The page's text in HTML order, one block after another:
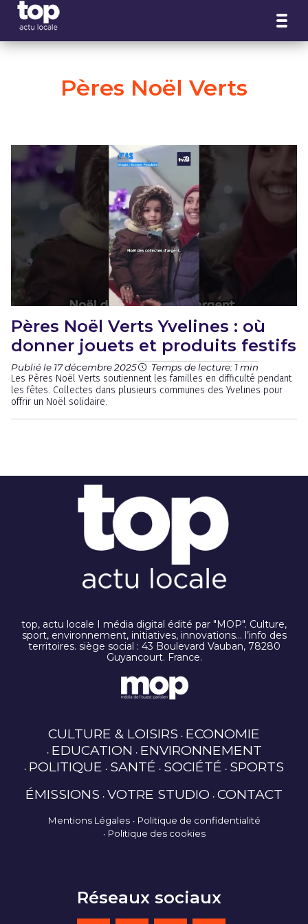
Pères Noël Verts
Pères Noël Verts Yvelines : où
donner jouets et produits festifs
Publié le 17 décembre 2025 Temps de lecture: 1 min
Les Pères Noël Verts soutiennent les familles en difficulté pendant
les fêtes. Collectes dans plusieurs communes des Yvelines pour
offrir un Noël solidaire.
top, actu locale I média digital édité par "MOP". Culture,
sport, environnement, initiatives, innovations… l’info des
territoires. siège social : 43 Boulevard Vauban, 78280
Guyancourt. France.
CULTURE & LOISIRS ECONOMIE
EDUCATION ENVIRONNEMENT
POLITIQUE SANTÉ SOCIÉTÉ SPORTS
ÉMISSIONS VOTRE STUDIO CONTACT
Mentions Légales
Politique de confidentialité
Politique des cookies
Réseaux sociaux
Panneau de gestion des cookies